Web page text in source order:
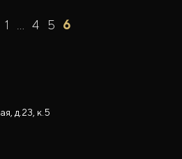
1 … 4 5 6
д.23, к.5